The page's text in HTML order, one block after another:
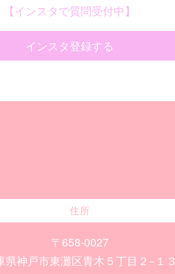
【インスタで質問受付中】
インスタ登録する
住所
〒658-0027
県神戸市東灘区青木５丁目２−１３